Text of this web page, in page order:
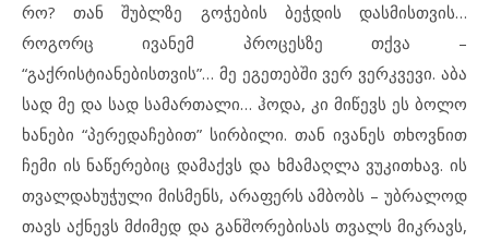
რო? თან შუბლზე გოჭების ბეჭდის დასმისთვის…
როგორც ივანემ პროცესზე თქვა –
“გაქრისტიანებისთვის”… მე ეგეთებში ვერ ვერკვევი. აბა
სად მე და სად სამართალი… ჰოდა, კი მიწევს ეს ბოლო
ხანები “პერედაჩებით” სირბილი. თან ივანეს თხოვნით
ჩემი ის ნაწერებიც დამაქვს და ხმამაღლა ვუკითხავ. ის
თვალდახუჭული მისმენს, არაფერს ამბობს – უბრალოდ
თავს აქნევს მძიმედ და განშორებისას თვალს მიკრავს,